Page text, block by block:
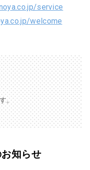
service
welcome
。
知らせ